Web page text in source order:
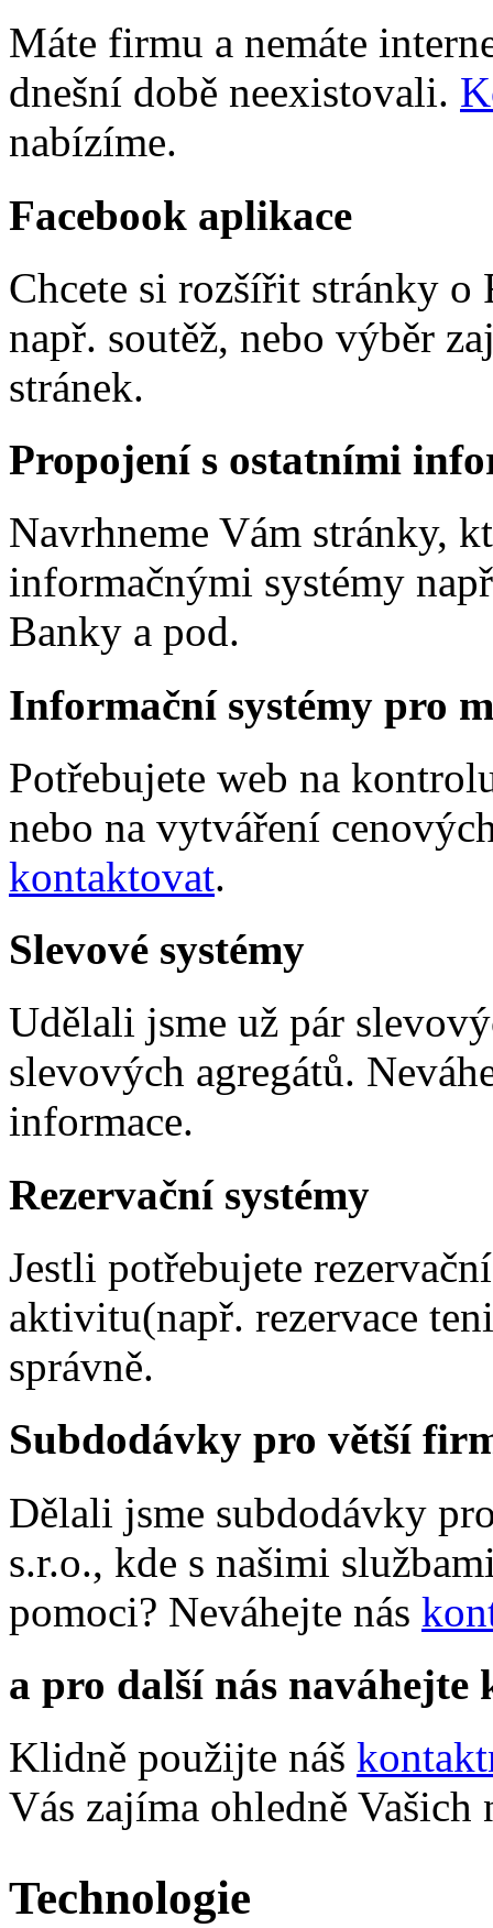
Máte firmu a nemáte
dnešní době neexistovali.
nabízíme.
Facebook aplikace
Chcete si rozšířit stránky o
např. soutěž, nebo výběr
stránek.
Propojení s ostatními
Navrhneme Vám stránky,
informačnými systémy
Banky a pod.
Informační systémy pro
Potřebujete web na
nebo na vytváření
kontaktovat.
Slevové systémy
Udělali jsme už pár
slevových agregátů.
informace.
Rezervační systémy
Jestli potřebujete
aktivitu(např. rezervace
správně.
Subdodávky pro větší
Dělali jsme subdodávky
s.r.o., kde s našimi
pomoci? Neváhejte nás
a pro další nás
Klidně použijte náš
Vás zajíma ohledně
Technologie